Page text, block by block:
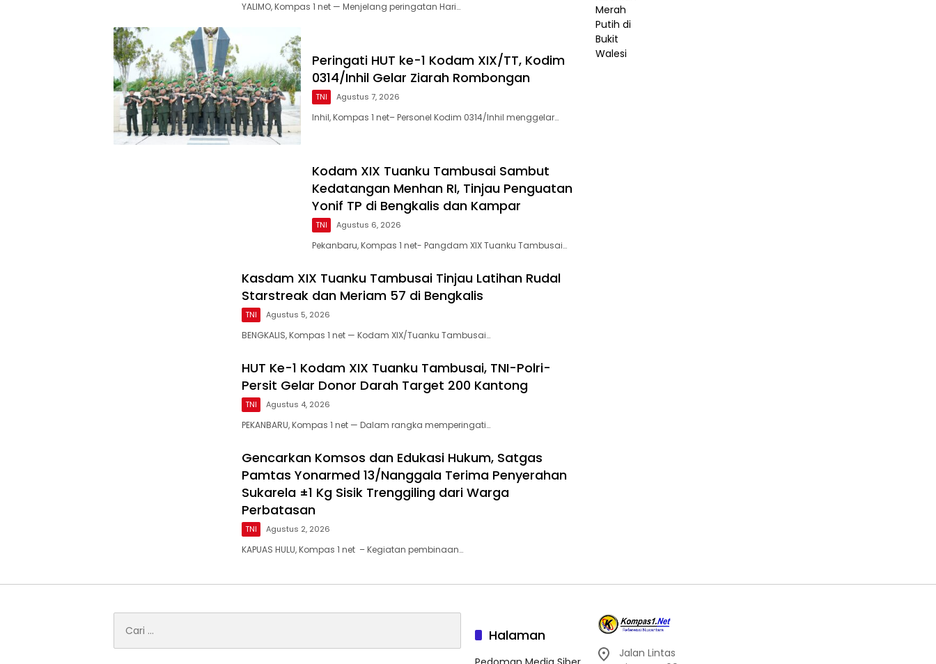
YALIMO, Kompas 1 net — Menjelang peringatan Hari…
Peringati HUT ke-1 Kodam XIX/TT, Kodim
0314/Inhil Gelar Ziarah Rombongan
TNI Agustus 7, 2026
Inhil, Kompas 1 net– Personel Kodim 0314/Inhil menggelar…
Kodam XIX Tuanku Tambusai Sambut
Kedatangan Menhan RI, Tinjau Penguatan
Yonif TP di Bengkalis dan Kampar
TNI Agustus 6, 2026
Pekanbaru, Kompas 1 net- Pangdam XIX Tuanku Tambusai…
Kasdam XIX Tuanku Tambusai Tinjau Latihan Rudal
Starstreak dan Meriam 57 di Bengkalis
TNI Agustus 5, 2026
BENGKALIS, Kompas 1 net — Kodam XIX/Tuanku Tambusai…
HUT Ke-1 Kodam XIX Tuanku Tambusai, TNI-Polri-
Persit Gelar Donor Darah Target 200 Kantong
TNI Agustus 4, 2026
PEKANBARU, Kompas 1 net — Dalam rangka memperingati…
Gencarkan Komsos dan Edukasi Hukum, Satgas
Pamtas Yonarmed 13/Nanggala Terima Penyerahan
Sukarela ±1 Kg Sisik Trenggiling dari Warga
Perbatasan
TNI Agustus 2, 2026
KAPUAS HULU, Kompas 1 net – Kegiatan pembinaan…
untuk:
Halaman
Jalan Lintas